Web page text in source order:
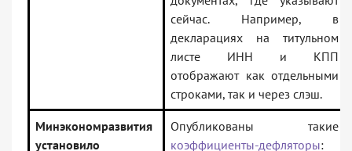
сейчас. Например, в
декларациях на титульном
листе ИНН и КПП
отображают как отдельными
строками, так и через слэш.
Минэкономразвития
установило
Опубликованы такие
коэффициенты-дефляторы: